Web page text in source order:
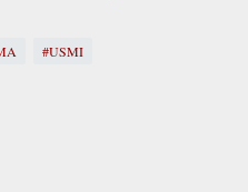
#USMI